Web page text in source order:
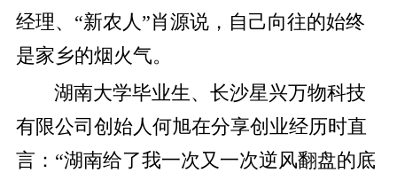
经理、“新农人”肖源说，自己向往的始终
是家乡的烟火气。
湖南大学毕业生、长沙星兴万物科技
有限公司创始人何旭在分享创业经历时直
言：“湖南给了我一次又一次逆风翻盘的底